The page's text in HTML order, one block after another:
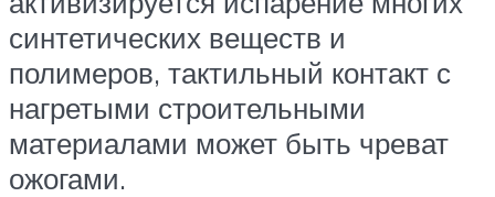
синтетических веществ и
полимеров, тактильный контакт с
нагретыми строительными
материалами может быть чреват
ожогами.